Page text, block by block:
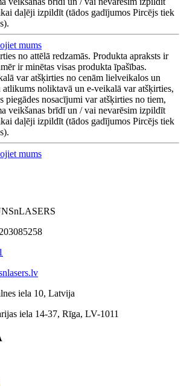
daļēji izpildīt (tādos gadījumos Pircējs tiek
mums
no attēlā redzamās. Produkta apraksts ir
ir minētas visas produkta īpašības.
var atšķirties no cenām lielveikalos un
atlikums noliktavā un e-veikalā var atšķirties,
piegādes nosacījumi var atšķirties no tiem,
veikšanas brīdī un / vai nevarēsim izpildīt
daļēji izpildīt (tādos gadījumos Pircējs tiek
mums
iela 10, Latvija
iela 14-37, Rīga, LV-1011